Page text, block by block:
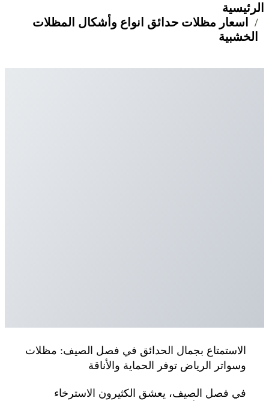
الرئيسية
اسعار مظلات حدائق انواع وأشكال المظلات
الخشبية
الاستمتاع بجمال الحدائق في فصل الصيف: مظلات
وسواتر الرياض توفر الحماية والأناقة
في فصل الصيف، يعشق الكثيرون الاسترخاء